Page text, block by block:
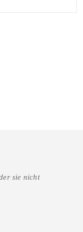
sie nicht